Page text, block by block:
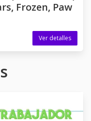
Frozen, Paw
Ver detalles